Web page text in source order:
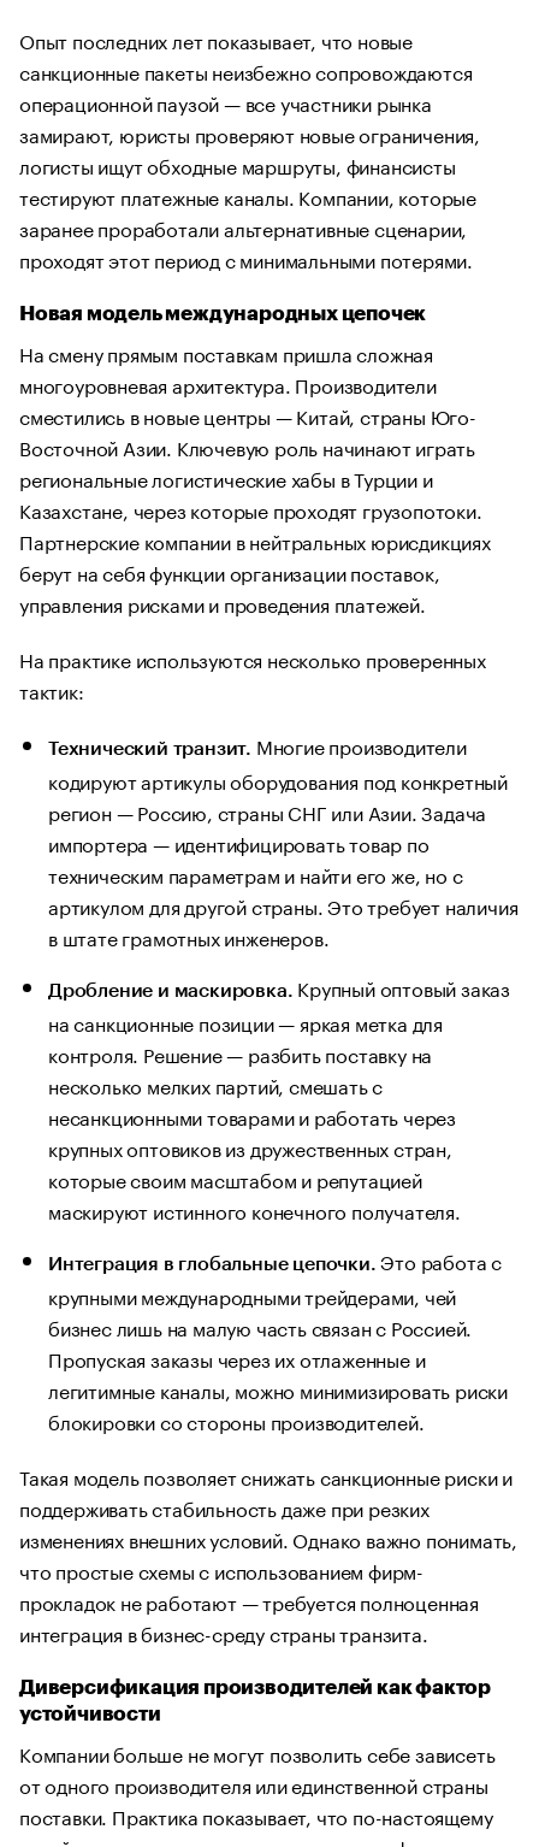
Опыт последних лет показывает, что новые
санкционные пакеты неизбежно сопровождаются
операционной паузой — все участники рынка
замирают, юристы проверяют новые ограничения,
логисты ищут обходные маршруты, финансисты
тестируют платежные каналы. Компании, которые
заранее проработали альтернативные сценарии,
проходят этот период с минимальными потерями.
Новая модель международных цепочек
На смену прямым поставкам пришла сложная
многоуровневая архитектура. Производители
сместились в новые центры — Китай, страны Юго-
Восточной Азии. Ключевую роль начинают играть
региональные логистические хабы в Турции и
Казахстане, через которые проходят грузопотоки.
Партнерские компании в нейтральных юрисдикциях
берут на себя функции организации поставок,
управления рисками и проведения платежей.
На практике используются несколько проверенных
тактик:
Технический транзит. Многие производители
кодируют артикулы оборудования под конкретный
регион — Россию, страны СНГ или Азии. Задача
импортера — идентифицировать товар по
техническим параметрам и найти его же, но с
артикулом для другой страны. Это требует наличия
в штате грамотных инженеров.
Дробление и маскировка. Крупный оптовый заказ
на санкционные позиции — яркая метка для
контроля. Решение — разбить поставку на
несколько мелких партий, смешать с
несанкционными товарами и работать через
крупных оптовиков из дружественных стран,
которые своим масштабом и репутацией
маскируют истинного конечного получателя.
Интеграция в глобальные цепочки.Это работа с
крупными международными трейдерами, чей
бизнес лишь на малую часть связан с Россией.
Пропуская заказы через их отлаженные и
легитимные каналы, можно минимизировать риски
блокировки со стороны производителей.
Такая модель позволяет снижать санкционные риски и
поддерживать стабильность даже при резких
изменениях внешних условий. Однако важно понимать,
что простые схемы с использованием фирм-
прокладок не работают — требуется полноценная
интеграция в бизнес-среду страны транзита.
Диверсификация производителей как фактор
устойчивости
Компании больше не могут позволить себе зависеть
от одного производителя или единственной страны
поставки. Практика показывает, что по-настоящему